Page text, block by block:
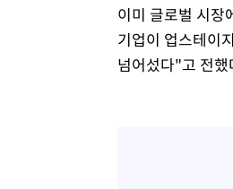
이미 글로벌 시장
기업이 업스테이
넘어섰다"고 전했